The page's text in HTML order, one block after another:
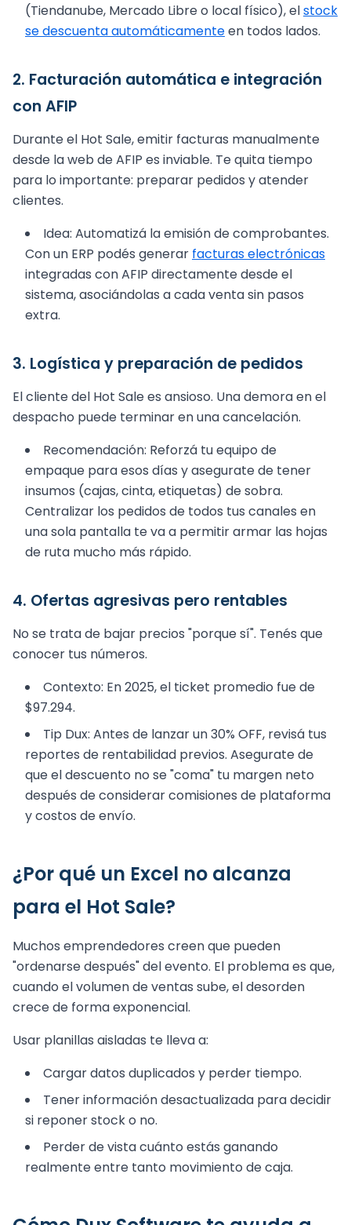
(Tiendanube, Mercado Libre o local físico), elstock
se descuenta automáticamenteen todos lados.
2. Facturación automática e integración
con AFIP
Durante el Hot Sale, emitir facturas manualmente
desde la web de AFIP es inviable. Te quita tiempo
para lo importante: preparar pedidos y atender
clientes.
Idea: Automatizá la emisión de comprobantes.
Con un ERP podés generar facturas electrónicas
integradas con AFIP directamente desde el
sistema, asociándolas a cada venta sin pasos
extra.
3. Logística y preparación de pedidos
El cliente del Hot Sale es ansioso. Una demora en el
despacho puede terminar en una cancelación.
Recomendación: Reforzá tu equipo de
empaque para esos días y asegurate de tener
insumos (cajas, cinta, etiquetas) de sobra.
Centralizar los pedidos de todos tus canales en
una sola pantalla te va a permitir armar las hojas
de ruta mucho más rápido.
4. Ofertas agresivas pero rentables
No se trata de bajar precios "porque sí". Tenés que
conocer tus números.
Contexto: En 2025, el ticket promedio fue de
$97.294.
Tip Dux: Antes de lanzar un 30% OFF, revisá tus
reportes de rentabilidad previos. Asegurate de
que el descuento no se "coma" tu margen neto
después de considerar comisiones de plataforma
y costos de envío.
¿Por qué un Excel no alcanza
para el Hot Sale?
Muchos emprendedores creen que pueden
"ordenarse después" del evento. El problema es que,
cuando el volumen de ventas sube, el desorden
crece de forma exponencial.
Usar planillas aisladas te lleva a:
Cargar datos duplicados y perder tiempo.
Tener información desactualizada para decidir
si reponer stock o no.
Perder de vista cuánto estás ganando
realmente entre tanto movimiento de caja.